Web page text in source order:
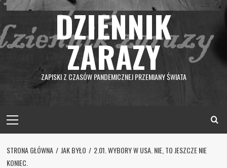
DZIENNIK
ZARAZY
ZAPISKI Z CZASÓW PANDEMICZNEJ PRZEMIANY ŚWIATA
Menu
STRONA GŁÓWNA JAK BYŁO
2.01. WYBORY W USA. NIE, TO JESZCZE NIE
KONIEC.